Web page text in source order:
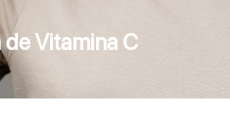
Vitamina C